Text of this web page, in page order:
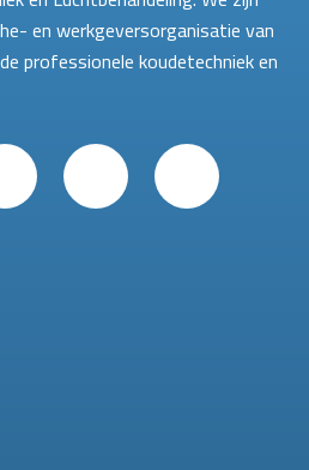
en werkgeversorganisatie van
professionele koudetechniek en